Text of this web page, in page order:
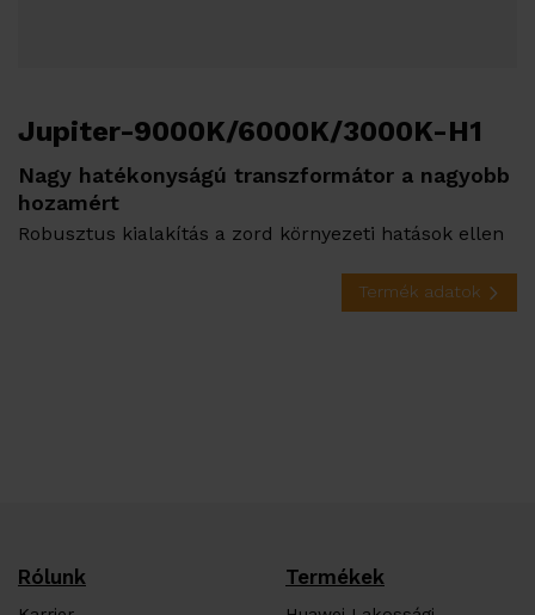
Jupiter-9000K/6000K/3000K-H1
Nagy hatékonyságú transzformátor a nagyobb
hozamért
Robusztus kialakítás a zord környezeti hatások ellen
Termék adatok
Rólunk Termékek